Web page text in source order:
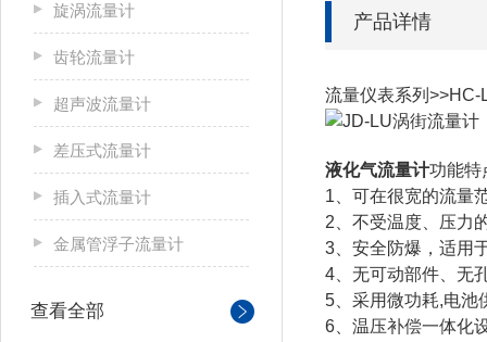
旋涡流量计
齿轮流量计
超声波流量计
差压式流量计
插入式流量计
金属管浮子流量计
查看全部
产品详情
流量仪表系列
液化气流量计功能特
1、可在很宽的流量
2、不受温度、压力
3、安全防爆，适用
4、无可动部件、无
5、采用微功耗,电池
6、温压补偿一体化